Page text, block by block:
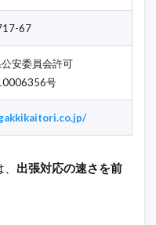
67
安委員会許可
号
出張対応の速さを前